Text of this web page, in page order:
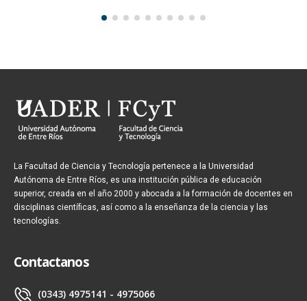
La Facultad de Ciencia y Tecnología pertenece a la Universidad
Autónoma de Entre Ríos, es una institución pública de educación
superior, creada en el año 2000 y abocada a la formación de docentes en
disciplinas científicas, así como a la enseñanza de la ciencia y las
tecnologías.
Contactanos
(0343) 4975141 - 4975066